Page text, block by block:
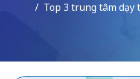
Top 3 trung tâm dạy